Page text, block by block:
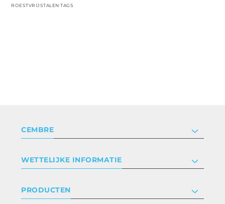
ROESTVRIJSTALEN TAGS
CEMBRE
Certificeringen
Werken bij ons
WETTELIJKE INFORMATIE
Algemene voorwaarden
PRODUCTEN